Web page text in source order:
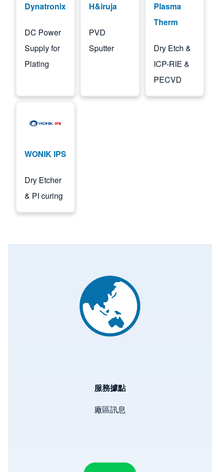
Dynatronix
DC Power
Supply for
Plating
H&iruja
PVD
Sputter
Plasma
Therm
Dry Etch &
ICP-RIE &
PECVD
Image
WONIK IPS
Dry Etcher
& PI curing
服務據點
廠區訊息